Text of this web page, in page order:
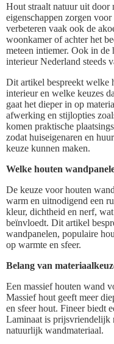
Hout straalt natuur uit door
eigenschappen zorgen
verbeteren vaak ook de
woonkamer of achter het
meteen intiemer. Ook in de
interieur Nederland steeds
Dit artikel bespreekt welke
interieur en welke keuzes
gaat het dieper in op
afwerking en stijlopties
komen praktische
zodat huiseigenaren en
keuze kunnen maken.
Welke houten
De keuze voor houten
warm en uitnodigend een
kleur, dichtheid en nerf,
beïnvloedt. Dit artikel
wandpanelen, populaire
op warmte en sfeer.
Belang van
Een massief houten wand
Massief hout geeft meer
en sfeer hout. Fineer biedt
Laminaat is prijsvriendelijk
natuurlijk wandmateriaal.